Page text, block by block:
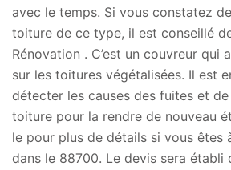
avec le temps. Si vous constatez
toiture de ce type, il est conseillé
Rénovation . C’est un couvreur qui
sur les toitures végétalisées. Il est
détecter les causes des fuites et
toiture pour la rendre de nouveau
le pour plus de détails si vous êtes
dans le 88700. Le devis sera établi